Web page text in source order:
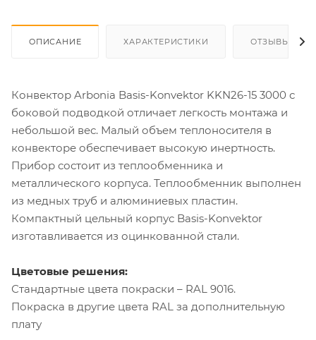
ОПИСАНИЕ ХАРАКТЕРИСТИКИ ОТЗЫВЫ
Конвектор Arbonia Basis-Konvektor KKN26-15 3000 с
боковой подводкой отличает легкость монтажа и
небольшой вес. Малый объем теплоносителя в
конвекторе обеспечивает высокую инертность.
Прибор состоит из теплообменника и
металлического корпуса. Теплообменник выполнен
из медных труб и алюминиевых пластин.
Компактный цельный корпус Basis-Konvektor
изготавливается из оцинкованной стали.
Цветовые решения:
Стандартные цвета покраски – RAL 9016.
Покраска в другие цвета RAL за дополнительную
плату